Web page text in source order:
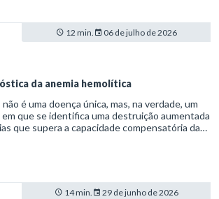
12 min. 06 de julho de 2026
da anemia hemolítica
é uma doença única, mas, na verdade, um
que se identifica uma destruição aumentada
que supera a capacidade compensatória da
14 min. 29 de junho de 2026